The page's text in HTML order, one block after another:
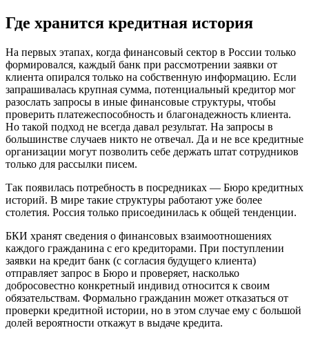
Где хранится кредитная история
На первых этапах, когда финансовый сектор в России только
формировался, каждый банк при рассмотрении заявки от
клиента опирался только на собственную информацию. Если
запрашивалась крупная сумма, потенциальный кредитор мог
разослать запросы в иные финансовые структуры, чтобы
проверить платежеспособность и благонадежность клиента.
Но такой подход не всегда давал результат. На запросы в
большинстве случаев никто не отвечал. Да и не все кредитные
организации могут позволить себе держать штат сотрудников
только для рассылки писем.
Так появилась потребность в посредниках — Бюро кредитных
историй. В мире такие структуры работают уже более
столетия. Россия только присоединилась к общей тенденции.
БКИ хранят сведения о финансовых взаимоотношениях
каждого гражданина с его кредиторами. При поступлении
заявки на кредит банк (с согласия будущего клиента)
отправляет запрос в Бюро и проверяет, насколько
добросовестно конкретный индивид относится к своим
обязательствам. Формально гражданин может отказаться от
проверки кредитной истории, но в этом случае ему с большой
долей вероятности откажут в выдаче кредита.